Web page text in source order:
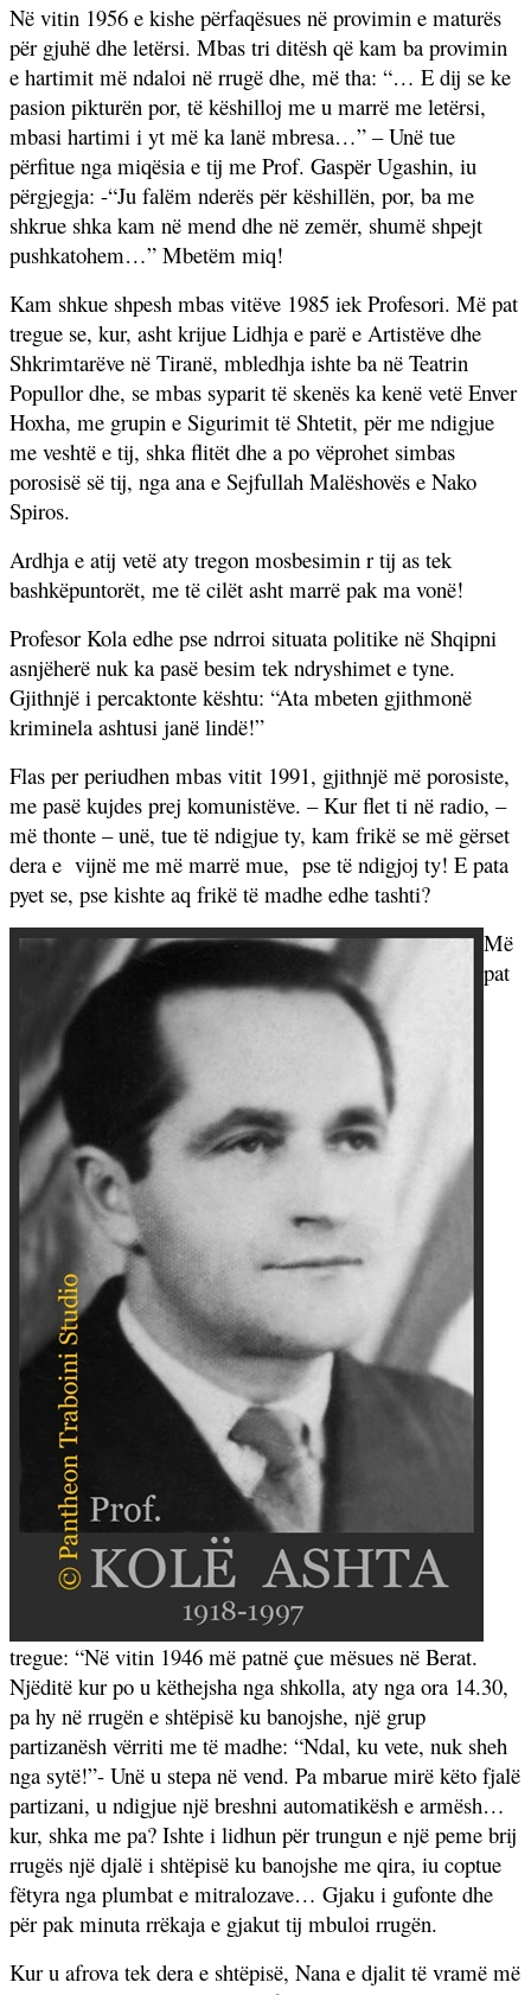
Në vitin 1956 e kishe përfaqësues në provimin e maturës
për gjuhë dhe letërsi. Mbas tri ditësh që kam ba provimin
e hartimit më ndaloi në rrugë dhe, më tha: “… E dij se ke
pasion pikturën por, të këshilloj me u marrë me letërsi,
mbasi hartimi i yt më ka lanë mbresa…” – Unë tue
përfitue nga miqësia e tij me Prof. Gaspër Ugashin, iu
përgjegja: -“Ju falëm nderës për këshillën, por, ba me
shkrue shka kam në mend dhe në zemër, shumë shpejt
pushkatohem…” Mbetëm miq!
Kam shkue shpesh mbas vitëve 1985 iek Profesori. Më pat
tregue se, kur, asht krijue Lidhja e parë e Artistëve dhe
Shkrimtarëve në Tiranë, mbledhja ishte ba në Teatrin
Popullor dhe, se mbas syparit të skenës ka kenë vetë Enver
Hoxha, me grupin e Sigurimit të Shtetit, për me ndigjue
me veshtë e tij, shka flitët dhe a po vëprohet simbas
porosisë së tij, nga ana e Sejfullah Malëshovës e Nako
Spiros.
Ardhja e atij vetë aty tregon mosbesimin r tij as tek
bashkëpuntorët, me të cilët asht marrë pak ma vonë!
Profesor Kola edhe pse ndrroi situata politike në Shqipni
asnjëherë nuk ka pasë besim tek ndryshimet e tyne.
Gjithnjë i percaktonte kështu: “Ata mbeten gjithmonë
kriminela ashtusi janë lindë!”
Flas per periudhen mbas vitit 1991, gjithnjë më porosiste,
me pasë kujdes prej komunistëve. – Kur flet ti në radio, –
më thonte – unë, tue të ndigjue ty, kam frikë se më gërset
dera e vijnë me më marrë mue, pse të ndigjoj ty! E pata
pyet se, pse kishte aq frikë të madhe edhe tashti?
Më
pat
tregue: “Në vitin 1946 më patnë çue mësues në Berat.
Njëditë kur po u këthejsha nga shkolla, aty nga ora 14.30,
pa hy në rrugën e shtëpisë ku banojshe, një grup
partizanësh vërriti me të madhe: “Ndal, ku vete, nuk sheh
nga sytë!”- Unë u stepa në vend. Pa mbarue mirë këto fjalë
partizani, u ndigjue një breshni automatikësh e armësh…
kur, shka me pa? Ishte i lidhun për trungun e një peme brij
rrugës një djalë i shtëpisë ku banojshe me qira, iu coptue
fëtyra nga plumbat e mitralozave… Gjaku i gufonte dhe
për pak minuta rrëkaja e gjakut tij mbuloi rrugën.
Kur u afrova tek dera e shtëpisë, Nana e djalit të vramë më